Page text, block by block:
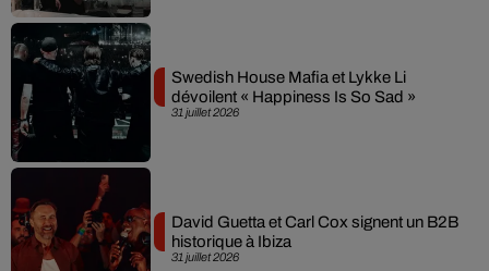
31 juillet 2026
Swedish House Mafia et Lykke Li
dévoilent « Happiness Is So Sad »
31 juillet 2026
David Guetta et Carl Cox signent un B2B
historique à Ibiza